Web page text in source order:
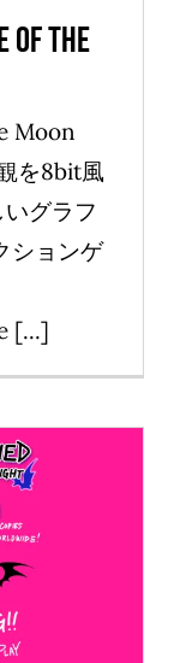
of the
Moon
を8bit風
グラフ
ションゲ
[...]
the
成